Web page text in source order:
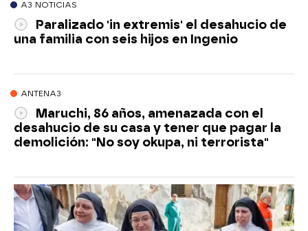
A3 NOTICIAS
Paralizado 'in extremis' el desahucio de
una familia con seis hijos en Ingenio
ANTENA3
Maruchi, 86 años, amenazada con el
desahucio de su casa y tener que pagar la
demolición: "No soy okupa, ni terrorista"